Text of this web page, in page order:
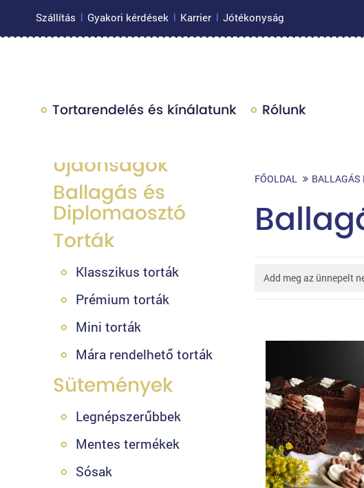
Szállítás | Gyakori kérdések | Karrier | Jótékonyság
Tortarendelés és kínálatunk Rólunk
Újdonságok
Ballagás és
Diplomaosztó
Torták
Klasszikus torták
Prémium torták
Mini torták
Mára rendelhető torták
Sütemények
Legnépszerűbbek
Mentes termékek
Sósak
FŐOLDAL BALLAGÁS